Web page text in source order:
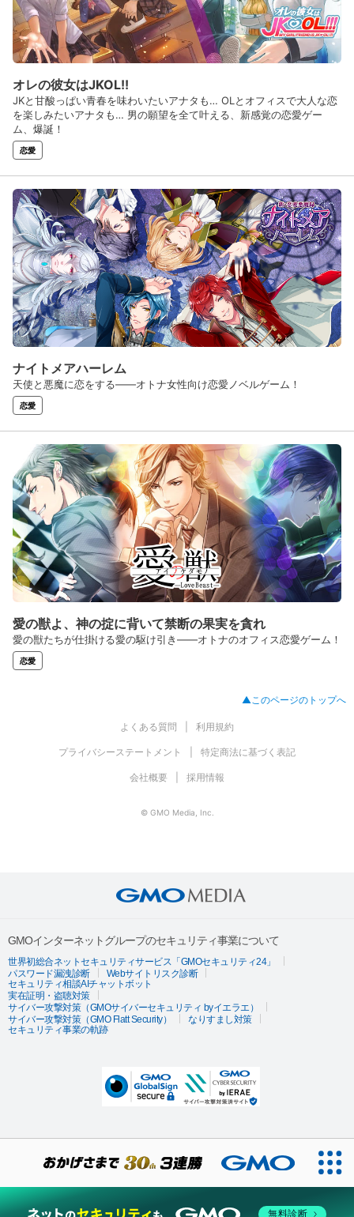
オレの彼女はJKOL!!
JKと甘酸っぱい青春を味わいたいアナタも… OLとオフィスで大人な恋
を楽しみたいアナタも… 男の願望を全て叶える、新感覚の恋愛ゲー
ム、爆誕！
恋愛
ナイトメアハーレム
天使と悪魔に恋をする――オトナ女性向け恋愛ノベルゲーム！
恋愛
愛の獣よ、神の掟に背いて禁断の果実を貪れ
愛の獣たちが仕掛ける愛の駆け引き――オトナのオフィス恋愛ゲーム！
恋愛
▲このページのトップへ
よくある質問 利用規約
プライバシーステートメント 特定商法に基づく表記
会社概要 採用情報
© GMO Media, Inc.
GMOインターネットグループのセキュリティ事業について
世界初総合ネットセキュリティサービス「GMOセキュリティ24」
パスワード漏洩診断
Webサイトリスク診断
セキュリティ相談AIチャットボット
実在証明・盗聴対策
サイバー攻撃対策（GMOサイバーセキュリティ byイエラエ）
サイバー攻撃対策（GMO Flatt Security）
なりすまし対策
セキュリティ事業の軌跡
無料診断